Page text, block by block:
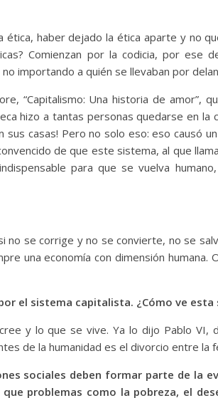
haber dejado la ética aparte y no
Comienzan por la codicia, por ese
importando a quién se llevaban por
“Capitalismo: Una historia de amor”,
hizo a tantas personas quedarse en la
casas! Pero no solo eso: eso causó un
de que este sistema, al que
para que se vuelva
se corrige y no se convierte, no se
una economía con dimensión humana.
el sistema capitalista. ¿Cómo ve esta
y lo que se vive. Ya lo dijo Pablo VI,
de la humanidad es el divorcio entre la
sociales deben formar parte de la
problemas como la pobreza, el